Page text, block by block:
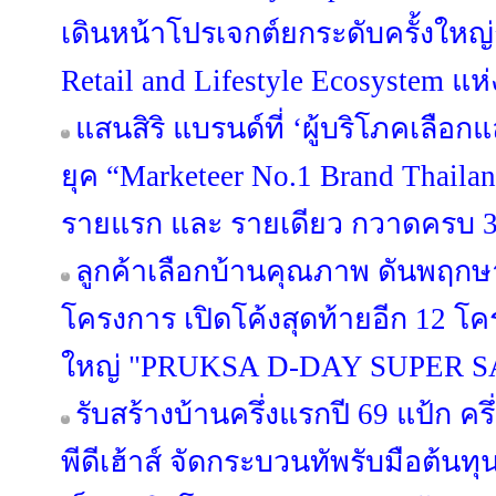
เดินหน้าโปรเจกต์ยกระดับครั้งให
Retail and Lifestyle Ecosystem
แสนสิริ แบรนด์ที่ ‘ผู้บริโภคเลือกแ
ยุค “Marketeer No.1 Brand
รายแรก และ รายเดียว กวาดครบ
ลูกค้าเลือกบ้านคุณภาพ ดันพฤกษ
โครงการ เปิดโค้งสุดท้ายอีก 12 โ
ใหญ่ "PRUKSA D-DAY SUPER
รับสร้างบ้านครึ่งแรกปี 69 แป้ก
พีดีเฮ้าส์ จัดกระบวนทัพรับมือต้นทุ